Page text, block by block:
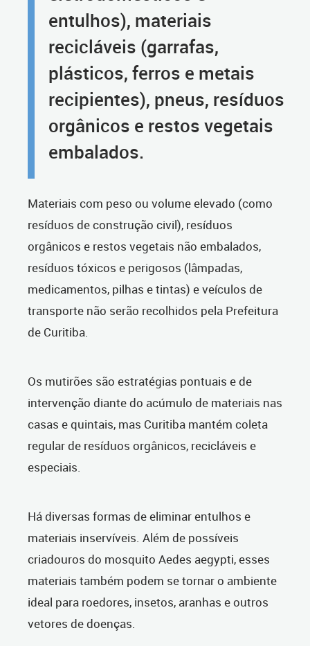
entulhos), materiais
recicláveis (garrafas,
plásticos, ferros e metais
recipientes), pneus, resíduos
orgânicos e restos vegetais
embalados.
Materiais com peso ou volume elevado (como
resíduos de construção civil), resíduos
orgânicos e restos vegetais não embalados,
resíduos tóxicos e perigosos (lâmpadas,
medicamentos, pilhas e tintas) e veículos de
transporte não serão recolhidos pela Prefeitura
de Curitiba.
Os mutirões são estratégias pontuais e de
intervenção diante do acúmulo de materiais nas
casas e quintais, mas Curitiba mantém coleta
regular de resíduos orgânicos, recicláveis e
especiais.
Há diversas formas de eliminar entulhos e
materiais inservíveis. Além de possíveis
criadouros do mosquito Aedes aegypti, esses
materiais também podem se tornar o ambiente
ideal para roedores, insetos, aranhas e outros
vetores de doenças.